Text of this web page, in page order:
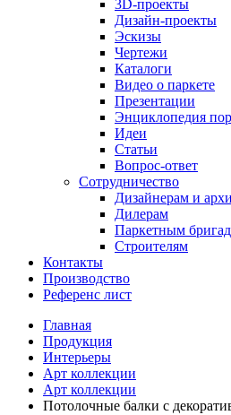
3D-проекты
Дизайн-проекты
Эскизы
Чертежи
Каталоги
Видео о паркете
Презентации
Энциклопедия
Идеи
Статьи
Вопрос-ответ
Сотрудничество
Дизайнерам и
Дилерам
Паркетным
Строителям
Контакты
Производство
Референс лист
Главная
Продукция
Интерьеры
Арт коллекции
Арт коллекции
Потолочные балки с